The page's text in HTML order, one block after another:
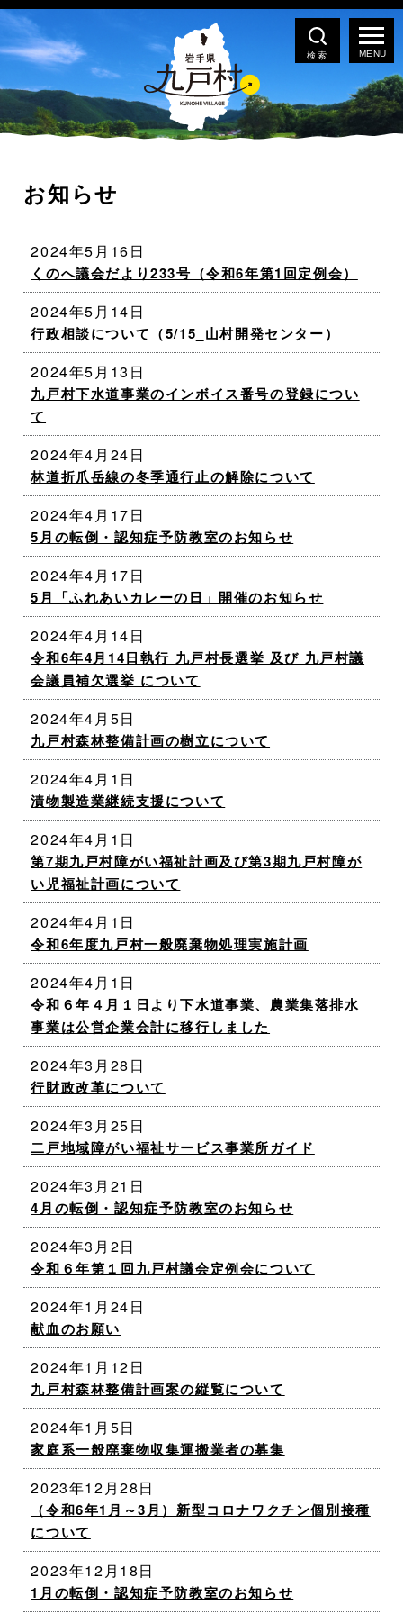
検索
お知らせ
2024年5月16日
くのへ議会だより233号（令和6年第1回定例会）
2024年5月14日
行政相談について（5/15_山村開発センター）
2024年5月13日
九戸村下水道事業のインボイス番号の登録につい
て
2024年4月24日
林道折爪岳線の冬季通行止の解除について
2024年4月17日
5月の転倒・認知症予防教室のお知らせ
2024年4月17日
5月「ふれあいカレーの日」開催のお知らせ
2024年4月14日
令和6年4月14日執行 九戸村長選挙 及び 九戸村議
会議員補欠選挙 について
2024年4月5日
九戸村森林整備計画の樹立について
2024年4月1日
漬物製造業継続支援について
2024年4月1日
第7期九戸村障がい福祉計画及び第3期九戸村障が
い児福祉計画について
2024年4月1日
令和6年度九戸村一般廃棄物処理実施計画
2024年4月1日
令和６年４月１日より下水道事業、農業集落排水
事業は公営企業会計に移行しました
2024年3月28日
行財政改革について
2024年3月25日
二戸地域障がい福祉サービス事業所ガイド
2024年3月21日
4月の転倒・認知症予防教室のお知らせ
2024年3月2日
令和６年第１回九戸村議会定例会について
2024年1月24日
献血のお願い
2024年1月12日
九戸村森林整備計画案の縦覧について
2024年1月5日
家庭系一般廃棄物収集運搬業者の募集
2023年12月28日
（令和6年1月～3月）新型コロナワクチン個別接種
について
2023年12月18日
1月の転倒・認知症予防教室のお知らせ